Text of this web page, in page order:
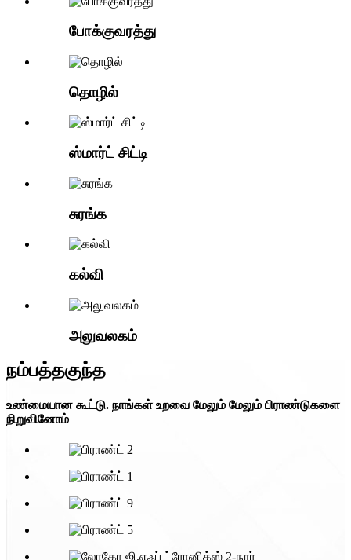
போக்குவரத்து
தொழில்
ஸ்மார்ட் சிட்டி
சுரங்க
கல்வி
அலுவலகம்
நம்பத்தகுந்த
உண்மையான கூட்டு. நாங்கள் உறவை மேலும் மேலும் பிராண்டுகளை
நிறுவினோம்